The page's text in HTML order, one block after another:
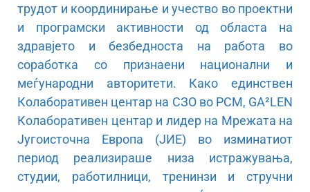
трудот и координирање и учество во проектни
и програмски активности од областа на
здравјето и безбедноста на работа во
соработка со признаени национални и
меѓународни авторитети. Како единствен
Колаборативен центар на СЗО во РСМ, GA²LEN
Колаборативен центар и лидер на Мрежата на
Југоисточна Европа (ЈИЕ) во изминатиот
период реализираше низа истражувања,
студии, работилници, тренинзи и стручни